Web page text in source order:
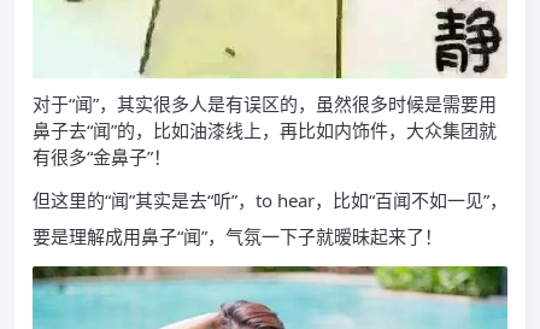
对于“闻”，其实很多人是有误区的，虽然很多时候是需要用
鼻子去“闻”的，比如油漆线上，再比如内饰件，大众集团就
有很多“金鼻子”！
但这里的“闻”其实是去“听”，to hear，比如“百闻不如一见”，
要是理解成用鼻子“闻”，气氛一下子就暧昧起来了！